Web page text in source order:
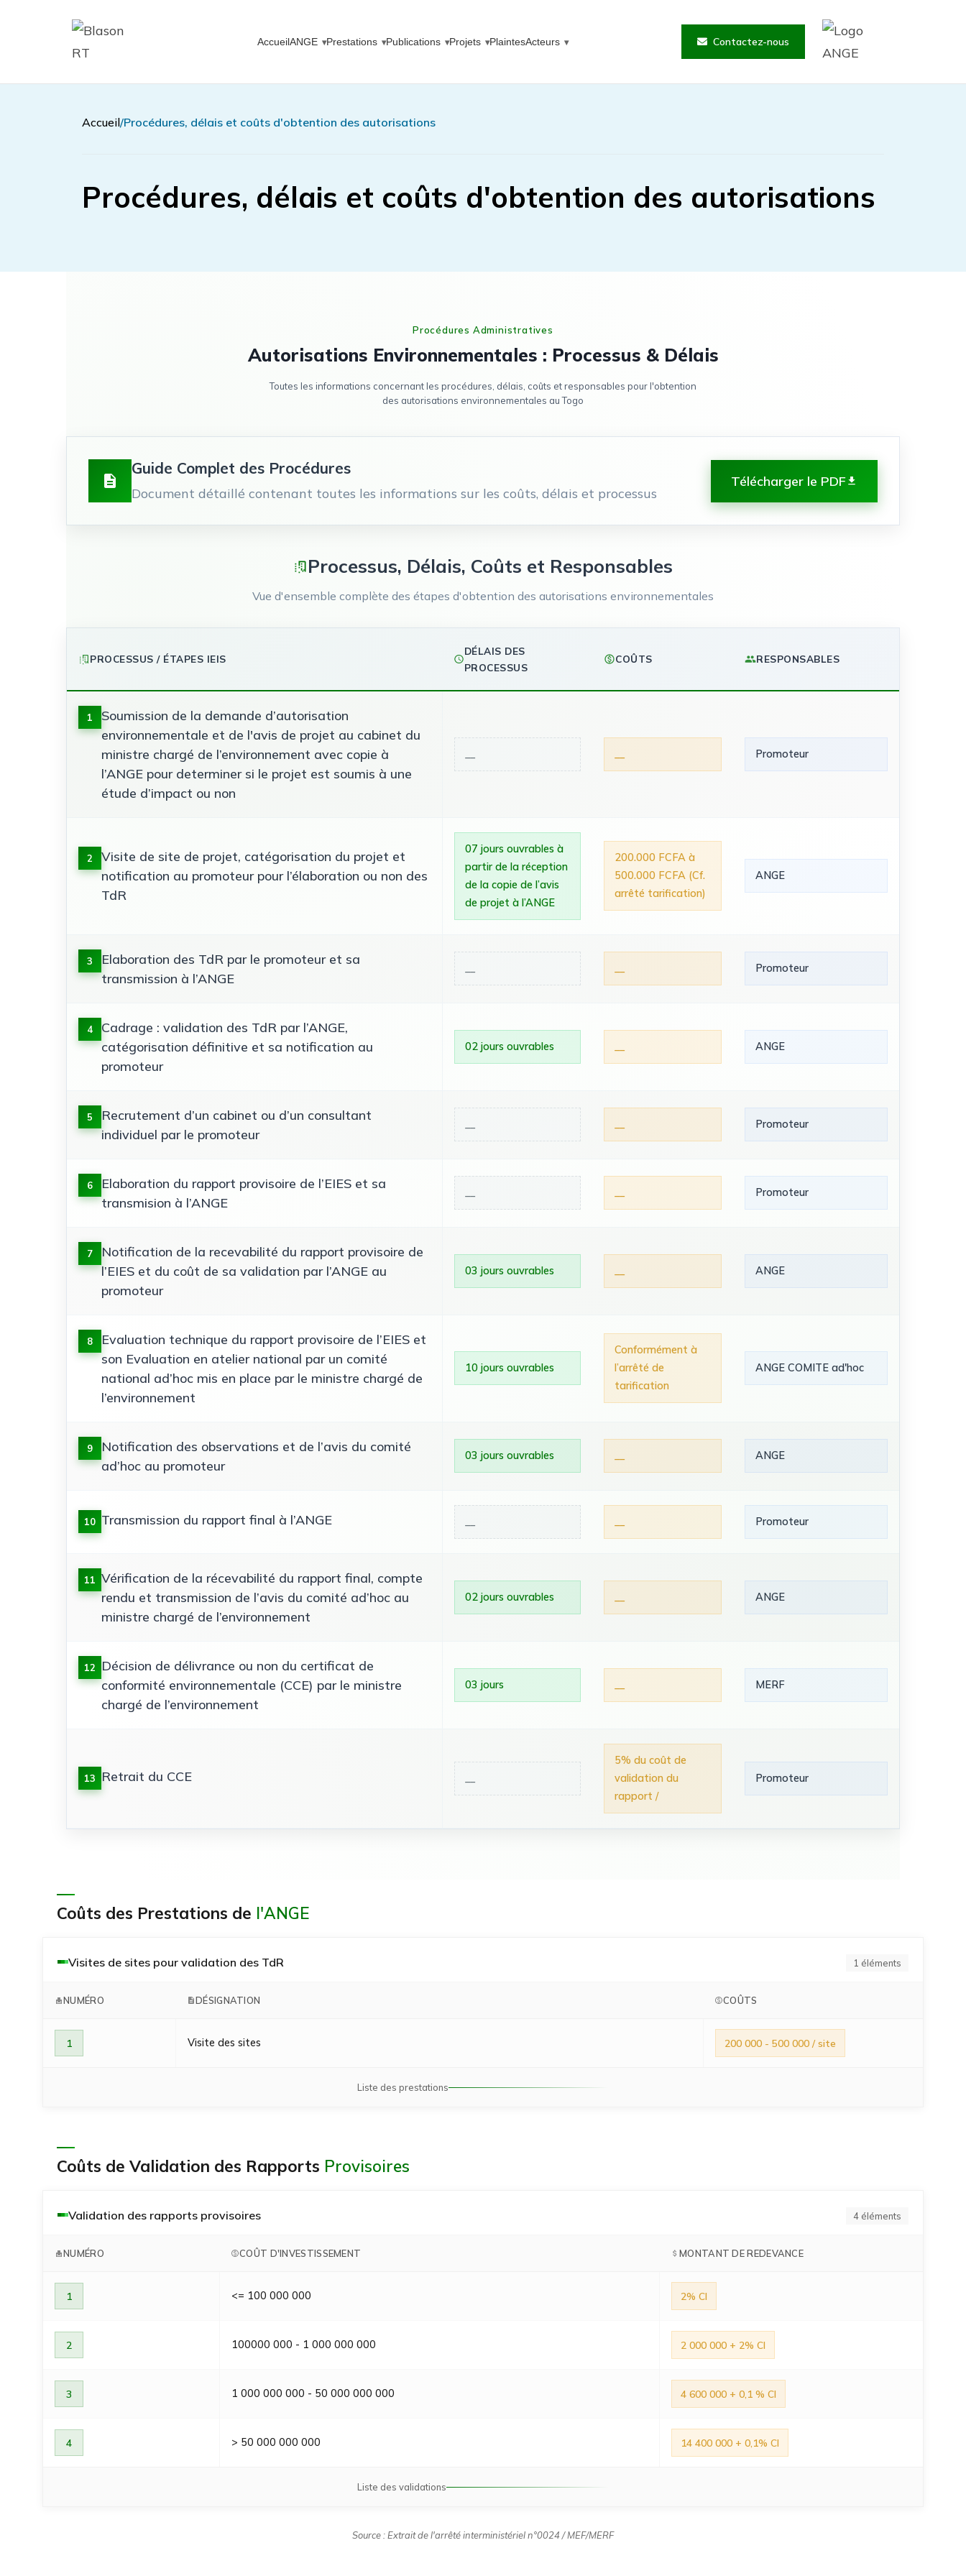
AccueilANGE Prestations Publications Projets PlaintesActeurs Contactez-nous
Accueil Procédures, délais et coûts d'obtention des autorisations
Procédures, délais et coûts d'obtention des autorisations
Procédures Administratives
Autorisations Environnementales : Processus & Délais
Toutes les informations concernant les procédures, délais, coûts et responsables pour l'obtention
des autorisations environnementales au Togo
Guide Complet des Procédures
Document détaillé contenant toutes les informations sur les coûts, délais et processus
Télécharger le PDF
Processus, Délais, Coûts et Responsables
Vue d'ensemble complète des étapes d'obtention des autorisations environnementales
PROCESSUS / ÉTAPES IEIS
DÉLAIS DES
PROCESSUS
COÛTS RESPONSABLES
1
Soumission de la demande d’autorisation
environnementale et de l'avis de projet au cabinet du
ministre chargé de l’environnement avec copie à
l’ANGE pour determiner si le projet est soumis à une
étude d’impact ou non
Promoteur
2
Visite de site de projet, catégorisation du projet et
notification au promoteur pour l’élaboration ou non des
TdR
07 jours ouvrables à
partir de la réception
de la copie de l’avis
de projet à l’ANGE
200.000 FCFA à
500.000 FCFA (Cf.
arrêté tarification)
ANGE
3
Elaboration des TdR par le promoteur et sa
transmission à l’ANGE
Promoteur
4
Cadrage : validation des TdR par l’ANGE,
catégorisation définitive et sa notification au
promoteur
02 jours ouvrables ANGE
5
Recrutement d’un cabinet ou d’un consultant
individuel par le promoteur
Promoteur
6
Elaboration du rapport provisoire de l’EIES et sa
transmision à l’ANGE
Promoteur
7
Notification de la recevabilité du rapport provisoire de
l’EIES et du coût de sa validation par l’ANGE au
promoteur
03 jours ouvrables ANGE
8
Evaluation technique du rapport provisoire de l’EIES et
son Evaluation en atelier national par un comité
national ad’hoc mis en place par le ministre chargé de
l’environnement
10 jours ouvrables
Conformément à
l’arrêté de
tarification
ANGE COMITE ad'hoc
9
Notification des observations et de l’avis du comité
ad’hoc au promoteur
03 jours ouvrables ANGE
10 Transmission du rapport final à l’ANGE Promoteur
11 Vérification de la récevabilité du rapport final, compte
rendu et transmission de l’avis du comité ad’hoc au
ministre chargé de l’environnement
02 jours ouvrables ANGE
12
Décision de délivrance ou non du certificat de
conformité environnementale (CCE) par le ministre
chargé de l’environnement
03 jours MERF
13 Retrait du CCE
5% du coût de
validation du
rapport /
Promoteur
Coûts des Prestations de l'ANGE
Visites de sites pour validation des TdR 1 éléments
NUMÉRO DÉSIGNATION COÛTS
1 Visite des sites 200 000 - 500 000 / site
Liste des prestations
Coûts de Validation des Rapports Provisoires
Validation des rapports provisoires 4 éléments
NUMÉRO COÛT D'INVESTISSEMENT MONTANT DE REDEVANCE
1 <= 100 000 000 2% CI
2 100000 000 - 1 000 000 000 2 000 000 + 2% CI
3 1 000 000 000 - 50 000 000 000 4 600 000 + 0,1 % CI
4 > 50 000 000 000 14 400 000 + 0,1% CI
Liste des validations
Source : Extrait de l'arrêté interministériel n°0024 / MEF/MERF